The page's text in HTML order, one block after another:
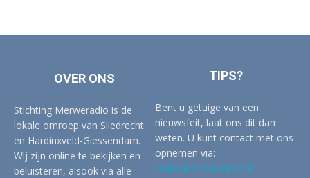
OVER ONS
Stichting Merweradio is de
lokale omroep van Sliedrecht
en Hardinxveld-Giessendam.
Wij zijn online te bekijken en
beluisteren, alsook via alle
TIPS?
Bent u getuige van een
nieuwsfeit, laat ons dit dan
weten. U kunt contact met ons
opnemen via:
redactie@merwertv.nl